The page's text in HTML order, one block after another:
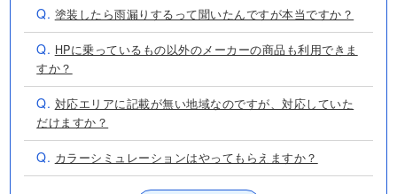
Q. 塗装したら雨漏りするって聞いたんですが本当ですか？
Q. HPに乗っているもの以外のメーカーの商品も利用できま
すか？
Q. 対応エリアに記載が無い地域なのですが、対応していた
だけますか？
Q. カラーシミュレーションはやってもらえますか？